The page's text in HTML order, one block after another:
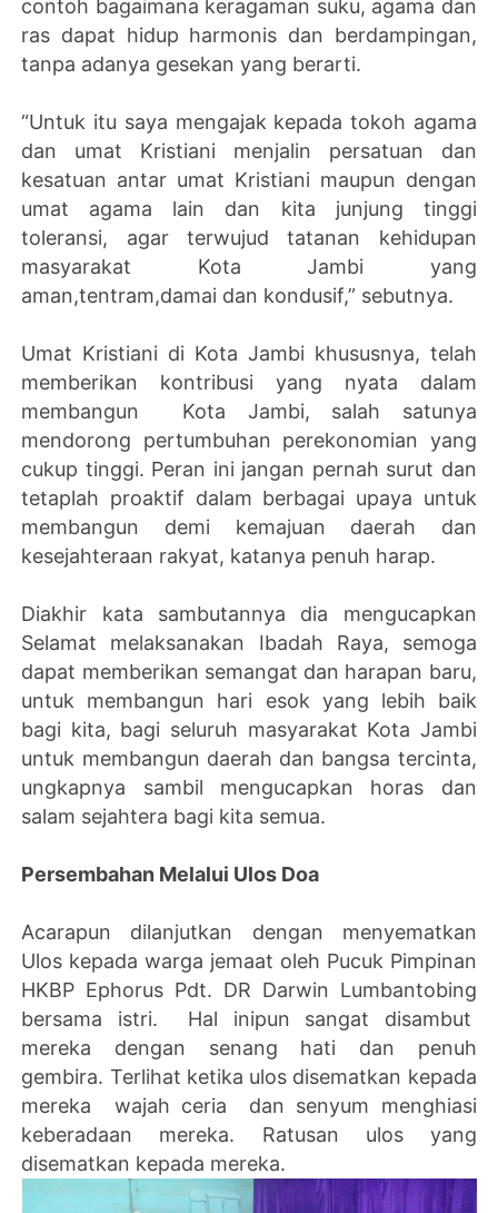
contoh bagaimana keragaman suku, agama dan
ras dapat hidup harmonis dan berdampingan,
tanpa adanya gesekan yang berarti.
“Untuk itu saya mengajak kepada tokoh agama
dan umat Kristiani menjalin persatuan dan
kesatuan antar umat Kristiani maupun dengan
umat agama lain dan kita junjung tinggi
toleransi, agar terwujud tatanan kehidupan
masyarakat Kota Jambi yang
aman,tentram,damai dan kondusif,” sebutnya.
Umat Kristiani di Kota Jambi khususnya, telah
memberikan kontribusi yang nyata dalam
membangun Kota Jambi, salah satunya
mendorong pertumbuhan perekonomian yang
cukup tinggi. Peran ini jangan pernah surut dan
tetaplah proaktif dalam berbagai upaya untuk
membangun demi kemajuan daerah dan
kesejahteraan rakyat, katanya penuh harap.
Diakhir kata sambutannya dia mengucapkan
Selamat melaksanakan Ibadah Raya, semoga
dapat memberikan semangat dan harapan baru,
untuk membangun hari esok yang lebih baik
bagi kita, bagi seluruh masyarakat Kota Jambi
untuk membangun daerah dan bangsa tercinta,
ungkapnya sambil mengucapkan horas dan
salam sejahtera bagi kita semua.
Persembahan Melalui Ulos Doa
Acarapun dilanjutkan dengan menyematkan
Ulos kepada warga jemaat oleh Pucuk Pimpinan
HKBP Ephorus Pdt. DR Darwin Lumbantobing
bersama istri. Hal inipun sangat disambut
mereka dengan senang hati dan penuh
gembira. Terlihat ketika ulos disematkan kepada
mereka wajah ceria dan senyum menghiasi
keberadaan mereka. Ratusan ulos yang
disematkan kepada mereka.